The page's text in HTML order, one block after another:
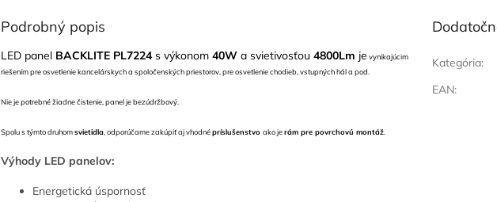
Podrobný popis
LED panel BACKLITE PL7224s výkonom 40W a svietivosťou 4800Lm je vynikajúcim
riešením pre osvetlenie kancelárskych a spoločenských priestorov, pre osvetlenie chodieb, vstupných hál a pod.
Nie je potrebné žiadne čistenie, panel je bezúdržbový.
Spolu s týmto druhomsvietidla , odporúčame zakúpiť aj vhodnépríslušenstvo ako jerám pre povrchovú montáž
Výhody LED panelov:
Energetická úspornosť
Kategória:
EAN: